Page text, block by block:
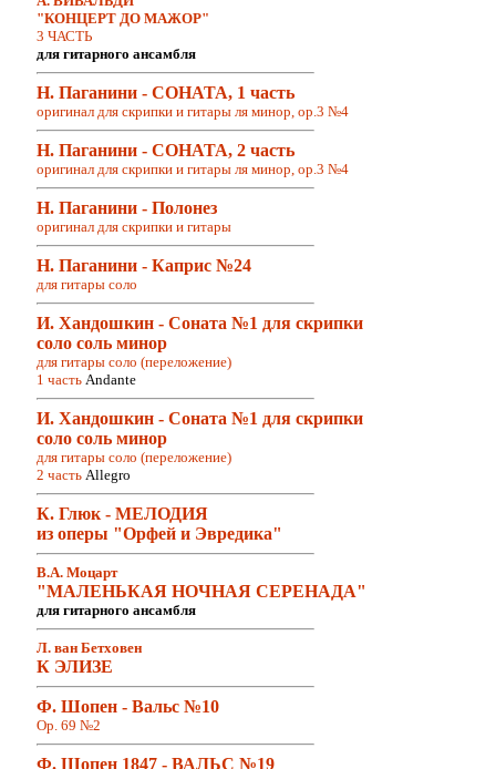
"КОНЦЕРТ ДО МАЖОР"
3 ЧАСТЬ
для гитарного ансамбля
Н. Паганини - СОНАТА, 1 часть
оригинал для скрипки и гитары ля минор, op.3 №4
Н. Паганини - СОНАТА, 2 часть
оригинал для скрипки и гитары ля минор, op.3 №4
Н. Паганини - Полонез
оригинал для скрипки и гитары
Н. Паганини - Каприс №24
для гитары соло
И. Хандошкин - Соната №1 для скрипки
соло соль минор
для гитары соло (переложение)
1 часть Andante
И. Хандошкин - Соната №1 для скрипки
соло соль минор
для гитары соло (переложение)
2 часть Allegro
К. Глюк - МЕЛОДИЯ
из оперы "Орфей и Эвредика"
В.А. Моцарт
"МАЛЕНЬКАЯ НОЧНАЯ СЕРЕНАДА"
для гитарного ансамбля
Л. ван Бетховен
К ЭЛИЗЕ
Ф. Шопен - Вальс №10
Op. 69 №2
Ф. Шопен 1847 - ВАЛЬС №19